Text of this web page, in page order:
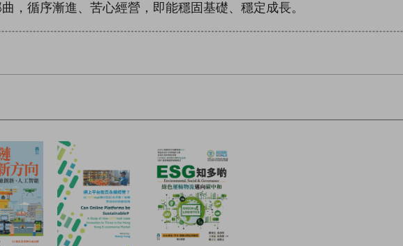
循序漸進、苦心經營，即能穩固基礎、穩定成長。